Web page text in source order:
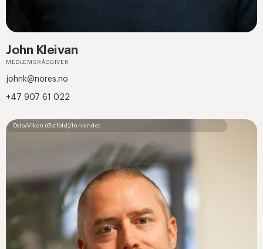
John Kleivan
MEDLEMSRÅDGIVER
johnk@nores.no
+47 907 61 022
Oslo/Viken (Østfold)/Innlandet